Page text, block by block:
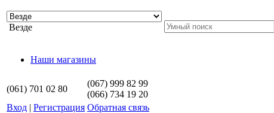
Везде
Наши магазины
(061) 701 02 80
(067) 999 82 99
(066) 734 19 20
Вход | Регистрация Обратная связь